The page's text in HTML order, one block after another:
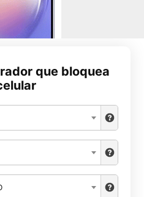
que bloquea